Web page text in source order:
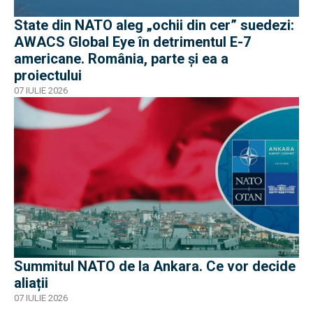
State din NATO aleg „ochii din cer” suedezi:
AWACS Global Eye în detrimentul E-7
americane. România, parte și ea a
proiectului
07 IULIE 2026
Summitul NATO de la Ankara. Ce vor decide
aliații
07 IULIE 2026